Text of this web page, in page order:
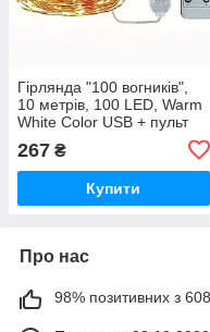
Гірлянда "100 вогників",
10 метрів, 100 LED, Warm
White Color USB + пульт
267 ₴
Купити
Про нас
98% позитивних з 608